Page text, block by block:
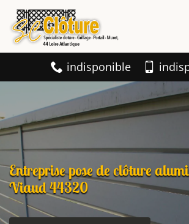
indisponible
Entreprise pose de clôture
Viaud 44320